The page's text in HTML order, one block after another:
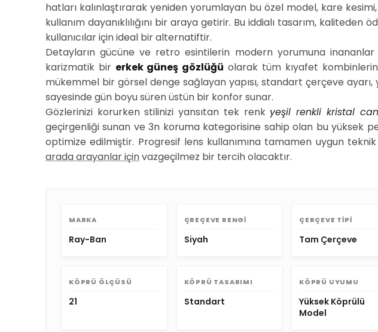
hatları kalınlaştırarak yeniden yorumlayan bu özel model, kare
kullanım dayanıklılığını bir araya getirir. Bu iddialı tasarım,
kullanıcılar için ideal bir alternatiftir.
Detayların gücüne ve retro esintilerin modern yorumuna
karizmatik bir erkek güneş gözlüğü olarak tüm kıyafet
mükemmel bir görsel denge sağlayan yapısı, standart çerçeve
sayesinde gün boyu süren üstün bir konfor sunar.
Gözlerinizi korurken stilinizi yansıtan tek renk yeşil renkli kristal
geçirgenliği sunan ve 3n koruma kategorisine sahip olan bu yüksek
optimize edilmiştir. Progresif lens kullanımına tamamen uygun
arada arayanlar içinvazgeçilmez bir tercih olacaktır.
MARKA
Ray-Ban
ÇREÇEVE RENGI
Siyah
ÇERÇEVE TIPI
Tam Çerçeve
KÖPRÜ ÖLÇÜSÜ
21
KÖPRÜ TASARIMI
Standart
KÖPRÜ UYUMU
Yüksek Köprülü
Model